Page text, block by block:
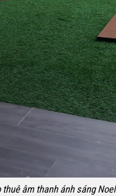
thuê âm thanh ánh sáng Noel